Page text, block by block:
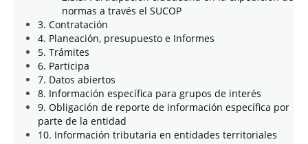
normas a través el SUCOP
3. Contratación
4. Planeación, presupuesto e Informes
5. Trámites
6. Participa
7. Datos abiertos
8. Información específica para grupos de interés
9. Obligación de reporte de información específica por
parte de la entidad
10. Información tributaria en entidades territoriales